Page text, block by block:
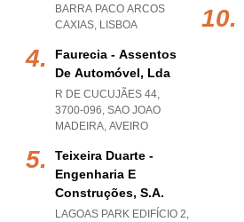
BARRA PACO ARCOS
CAXIAS, LISBOA
Faurecia - Assentos
De Automóvel, Lda
R DE CUCUJÃES 44,
3700-096, SAO JOAO
MADEIRA, AVEIRO
Teixeira Duarte -
Engenharia E
Construções, S.a.
LAGOAS PARK EDIFÍCIO 2,